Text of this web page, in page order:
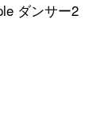
ダンサー2